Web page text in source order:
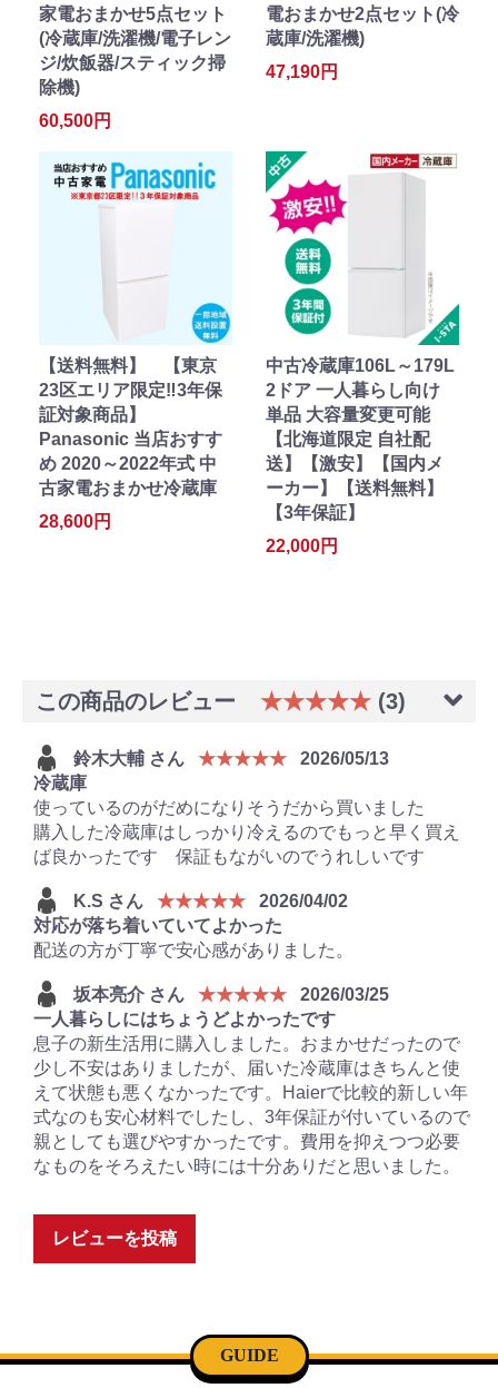
家電おまかせ5点セット
(冷蔵庫/洗濯機/電子レン
ジ/炊飯器/スティック掃
除機)
60,500円
電おまかせ2点セット(冷
蔵庫/洗濯機)
47,190円
【送料無料】 【東京
23区エリア限定‼3年保
証対象商品】
Panasonic 当店おすす
め 2020～2022年式 中
古家電おまかせ冷蔵庫
28,600円
中古冷蔵庫106L～179L
2ドア 一人暮らし向け
単品 大容量変更可能
【北海道限定 自社配
送】【激安】【国内メ
ーカー】【送料無料】
【3年保証】
22,000円
この商品のレビュー ★★★★★ (3)
鈴木大輔 さん ★★★★★
2026/05/13
冷蔵庫
使っているのがだめになりそうだから買いました
購入した冷蔵庫はしっかり冷えるのでもっと早く買え
ば良かったです 保証もながいのでうれしいです
K.S さん ★★★★★
2026/04/02
対応が落ち着いていてよかった
配送の方が丁寧で安心感がありました。
坂本亮介 さん ★★★★★
2026/03/25
一人暮らしにはちょうどよかったです
息子の新生活用に購入しました。おまかせだったので
少し不安はありましたが、届いた冷蔵庫はきちんと使
えて状態も悪くなかったです。Haierで比較的新しい年
式なのも安心材料でしたし、3年保証が付いているので
親としても選びやすかったです。費用を抑えつつ必要
なものをそろえたい時には十分ありだと思いました。
レビューを投稿
GUIDE